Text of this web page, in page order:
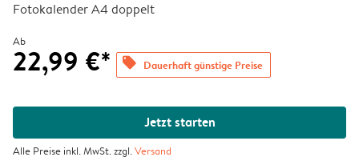
Fotokalender A4 doppelt
Ab
22,99 €* offers Dauerhaft günstige Preise
Jetzt starten
Alle Preise inkl. MwSt. zzgl.Versand